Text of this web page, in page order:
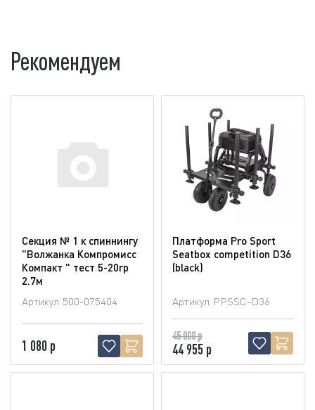
Рекомендуем
Секция № 1 к спиннингу
"Волжанка Компромисс
Компакт " тест 5-20гр
2.7м
Артикул 500-075404
1 080 р
Платформа Pro Sport
Seatbox competition D36
(blaсk)
Артикул PPSSC-D36
45 000 р
44 955 р